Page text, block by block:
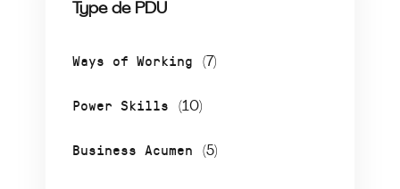
Type de PDU
Ways of Working (7)
Power Skills (10)
Business Acumen (5)